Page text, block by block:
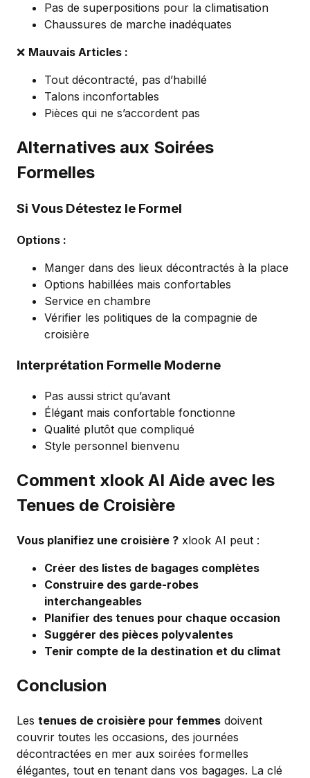
Pas de superpositions pour la climatisation
Chaussures de marche inadéquates
❌ Mauvais Articles :
Tout décontracté, pas d’habillé
Talons inconfortables
Pièces qui ne s’accordent pas
Alternatives aux Soirées
Formelles
Si Vous Détestez le Formel
Options :
Manger dans des lieux décontractés à la place
Options habillées mais confortables
Service en chambre
Vérifier les politiques de la compagnie de
croisière
Interprétation Formelle Moderne
Pas aussi strict qu’avant
Élégant mais confortable fonctionne
Qualité plutôt que compliqué
Style personnel bienvenu
Comment xlook AI Aide avec les
Tenues de Croisière
Vous planifiez une croisière ? xlook AI peut :
Créer des listes de bagages complètes
Construire des garde-robes
interchangeables
Planifier des tenues pour chaque occasion
Suggérer des pièces polyvalentes
Tenir compte de la destination et du climat
Conclusion
Les tenues de croisière pour femmes doivent
couvrir toutes les occasions, des journées
décontractées en mer aux soirées formelles
élégantes, tout en tenant dans vos bagages. La clé